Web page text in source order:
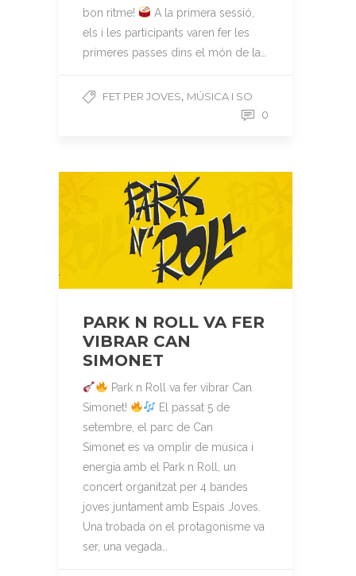
bon ritme!
A la primera sessió,
els i les participants varen fer les
primeres passes dins el món de la…
FET PER JOVES, MÚSICA I SO
0
PARK N ROLL VA FER
VIBRAR CAN
SIMONET
Park n Roll va fer vibrar Can
Simonet!
El passat 5 de
setembre, el parc de Can
Simonet es va omplir de música i
energia amb el Park n Roll, un
concert organitzat per 4 bandes
joves juntament amb Espais Joves.
Una trobada on el protagonisme va
ser, una vegada…